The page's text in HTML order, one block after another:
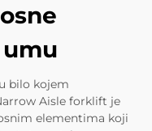
bilo kojem
Aisle forklift je
elementima koji